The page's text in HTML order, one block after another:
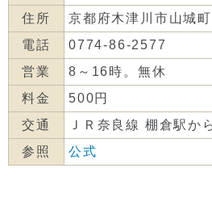
住所
京都府木津川市山城
電話
0774-86-2577
営業
8～16時。無休
料金
500円
交通
ＪＲ奈良線 棚倉駅か
参照
公式